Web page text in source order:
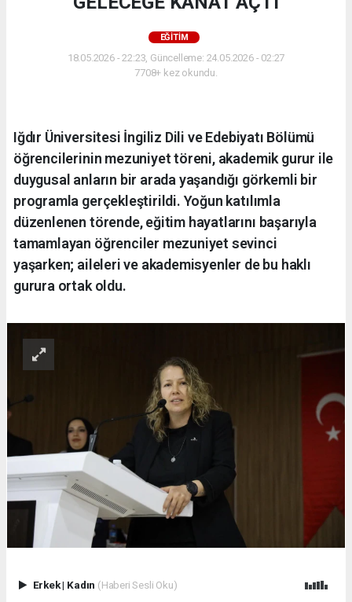
EĞİTİM
18.05.2026 - 22:23, Güncelleme: 24.05.2026 - 02:27
7708+ kez okundu.
Iğdır Üniversitesi İngiliz Dili ve Edebiyatı Bölümü
öğrencilerinin mezuniyet töreni, akademik gurur ile
duygusal anların bir arada yaşandığı görkemli bir
programla gerçekleştirildi. Yoğun katılımla
düzenlenen törende, eğitim hayatlarını başarıyla
tamamlayan öğrenciler mezuniyet sevinci
yaşarken; aileleri ve akademisyenler de bu haklı
gurura ortak oldu.
Erkek| Kadın (Haberi Sesli Oku)